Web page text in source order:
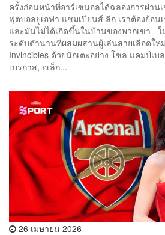
ครั้งก่อนหน้าที่อาร์เซนอลได้ฉลองการผ่าน
ฟุตบอลยูเอฟา แชมเปียนส์ ลีก เราต้องย้อน
และมันไม่ได้เกิดขึ้นในบ้านของพวกเขา
ระดับตำนานที่ผสมผสานผู้เล่นสายเลือดให
Invincibles ด้วยนักเตะอย่าง โซล แคมป์เบ
เบรกาส, อเล็ก...
26 เมษายน 2026